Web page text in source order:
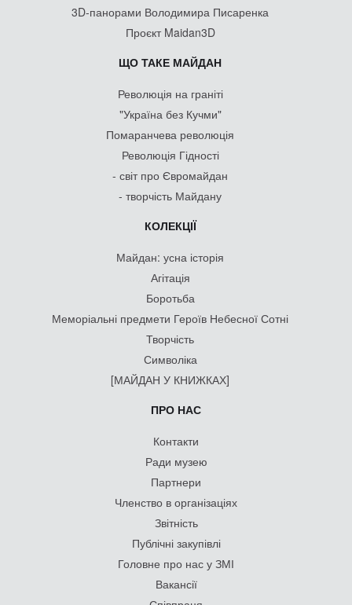
3D-панорами Володимира Писаренка
Проєкт Maidan3D
ЩО ТАКЕ МАЙДАН
Революція на граніті
"Україна без Кучми"
Помаранчева революція
Революція Гідності
- світ про Євромайдан
- творчість Майдану
КОЛЕКЦІЇ
Майдан: усна історія
Агітація
Боротьба
Меморіальні предмети Героїв Небесної Сотні
Творчість
Символіка
[МАЙДАН У КНИЖКАХ]
ПРО НАС
Контакти
Ради музею
Партнери
Членство в організаціях
Звітність
Публічні закупівлі
Головне про нас у ЗМІ
Вакансії